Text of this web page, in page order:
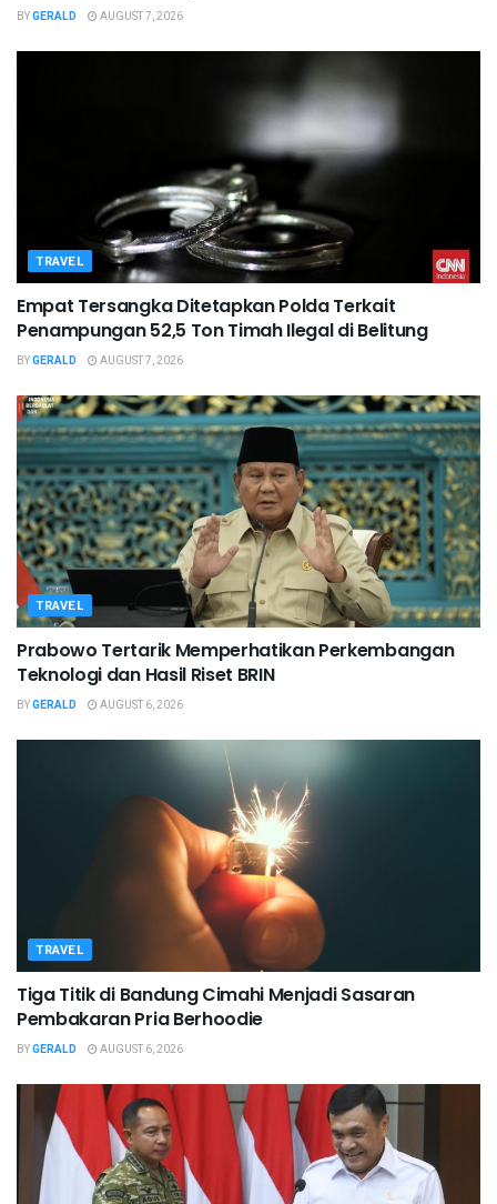
BYGERALD AUGUST 7, 2026
TRAVEL
Empat Tersangka Ditetapkan Polda Terkait
Penampungan 52,5 Ton Timah Ilegal di Belitung
BYGERALD AUGUST 7, 2026
TRAVEL
Prabowo Tertarik Memperhatikan Perkembangan
Teknologi dan Hasil Riset BRIN
BYGERALD AUGUST 6, 2026
TRAVEL
Tiga Titik di Bandung Cimahi Menjadi Sasaran
Pembakaran Pria Berhoodie
BYGERALD AUGUST 6, 2026